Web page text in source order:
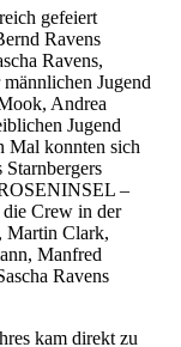
gefeiert
Ravens
Ravens,
Jugend
Andrea
Jugend
Mal konnten sich
–
die Crew in der
Martin Clark,
Manfred
Ravens
kam direkt zu